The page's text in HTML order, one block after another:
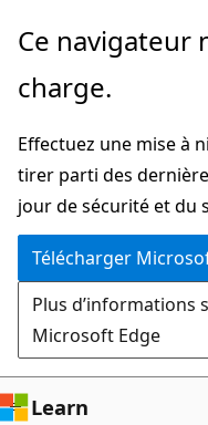
Passer
directement
au
principal
Ce navigateur
charge.
Effectuez une mise à
tirer parti des
jour de sécurité et du
Télécharger
Plus d’informations
Microsoft Edge
Learn